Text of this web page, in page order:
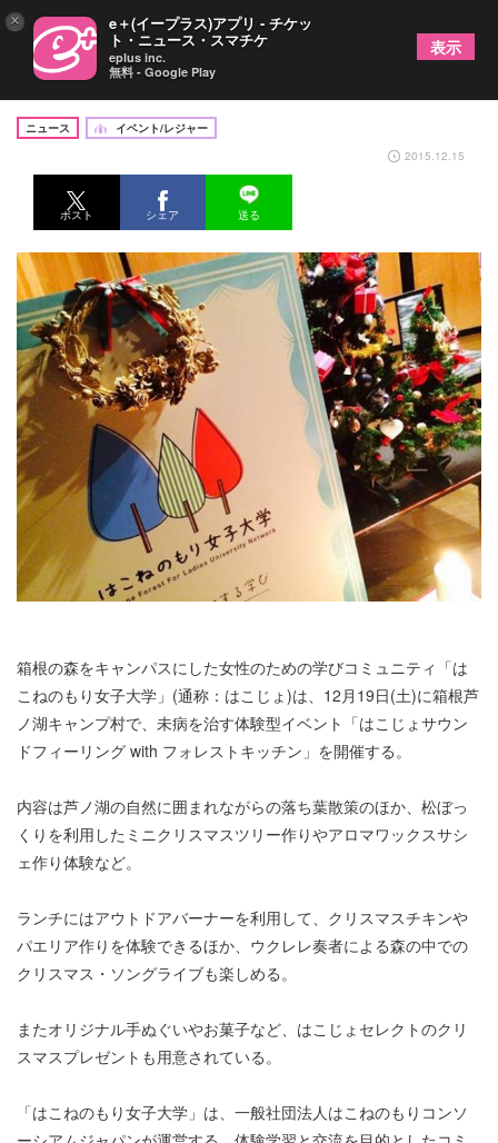
箱根の森で女性のための体験型癒しイベント開催
ニュース
イベント/レジャー
2015.12.15
ポスト シェア 送る
箱根の森をキャンパスにした女性のための学びコミュニティ「は
こねのもり女子大学」(通称：はこじょ)は、12月19日(土)に箱根芦
ノ湖キャンプ村で、未病を治す体験型イベント「はこじょサウン
ドフィーリング with フォレストキッチン」を開催する。
内容は芦ノ湖の自然に囲まれながらの落ち葉散策のほか、松ぼっ
くりを利用したミニクリスマスツリー作りやアロマワックスサシ
ェ作り体験など。
ランチにはアウトドアバーナーを利用して、クリスマスチキンや
パエリア作りを体験できるほか、ウクレレ奏者による森の中での
クリスマス・ソングライブも楽しめる。
またオリジナル手ぬぐいやお菓子など、はこじょセレクトのクリ
スマスプレゼントも用意されている。
「はこねのもり女子大学」は、一般社団法人はこねのもりコンソ
× e＋(イープラス)アプリ - チケッ
ト・ニュース・スマチケ
eplus inc.
無料 - Google Play
表示